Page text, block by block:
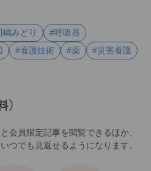
嶋みどり
#呼吸器
#看護技術 #薬
#災害看護
会員限定記事を閲覧できるほか、
つでも見返せるようになります。